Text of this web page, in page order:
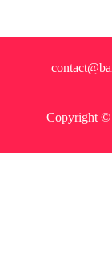
Copyright ©